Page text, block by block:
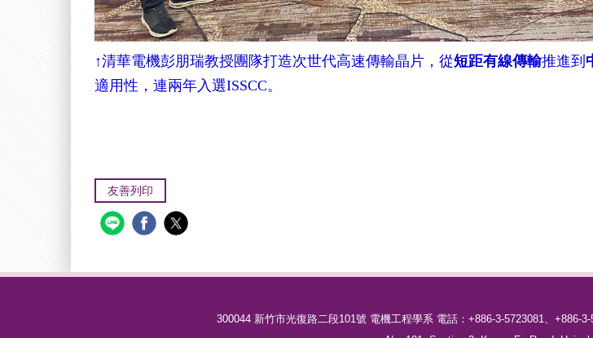
↑清華電機彭朋瑞教授團隊打造次世代高速傳輸晶片，從短距有線傳輸推進到
適用性，連兩年入選ISSCC。
友善列印
300044 新竹市光復路二段101號 電機工程學系 電話： +886-3-5723081、 +886-3-